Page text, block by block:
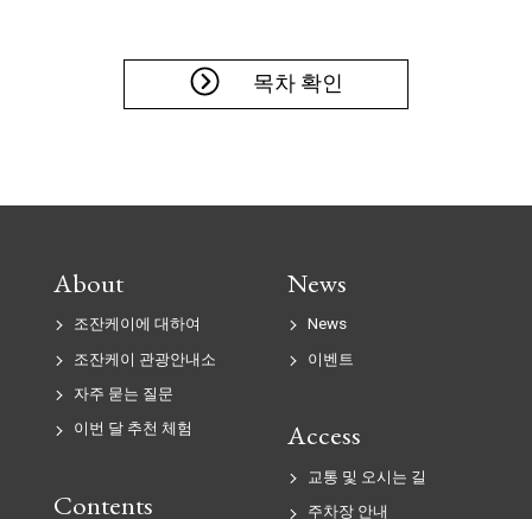
목차 확인
About
조잔케이에 대하여
조잔케이 관광안내소
자주 묻는 질문
이번 달 추천 체험
News
News
이벤트
Access
교통 및 오시는 길
주차장 안내
Contents